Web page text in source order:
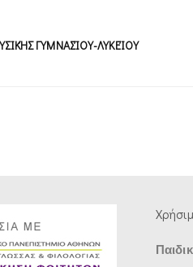
ΓΥΜΝΑΣΊΟΥ-ΛΥΚΕΊΟΥ